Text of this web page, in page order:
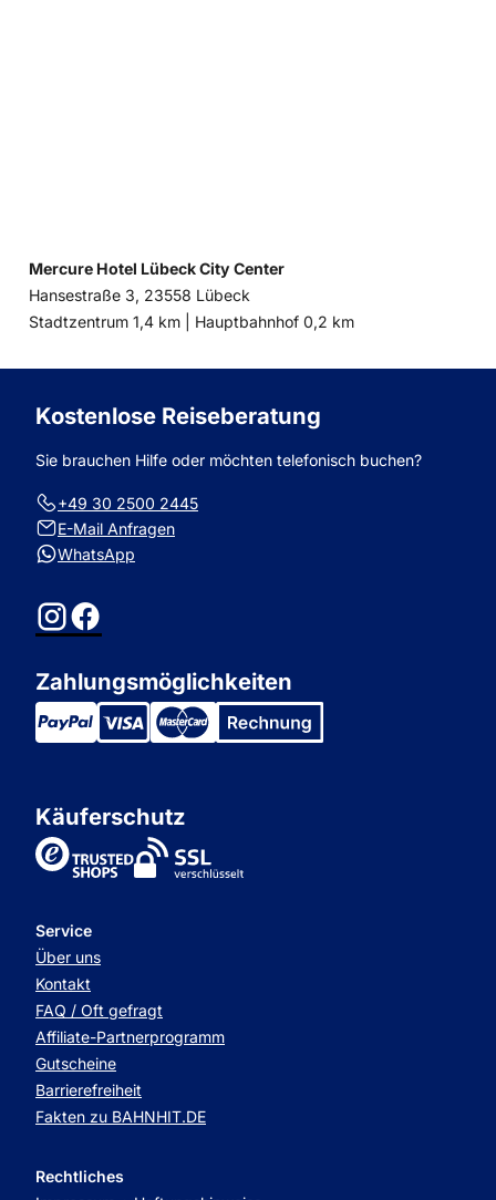
Mercure Hotel Lübeck City Center
Hansestraße 3, 23558 Lübeck
Entfernung
Stadtzentrum 1,4 km | Entfernung
Hauptbahnhof 0,2 km
Kostenlose Reiseberatung
Sie brauchen Hilfe oder möchten telefonisch buchen?
+49 30 2500 2445
E-Mail Anfragen
WhatsApp
InstagramFacebook
Zahlungsmöglichkeiten
Käuferschutz
TrustedShops
Service
Über uns
Kontakt
FAQ / Oft gefragt
Affiliate-Partnerprogramm
Gutscheine
Barrierefreiheit
Fakten zu BAHNHIT.DE
Rechtliches